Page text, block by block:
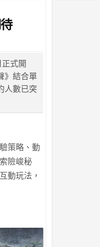
式開
》結合單
人數已突
策略、動
險峻秘
動玩法，